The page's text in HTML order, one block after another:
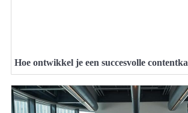
Hoe ontwikkel je een succesvolle